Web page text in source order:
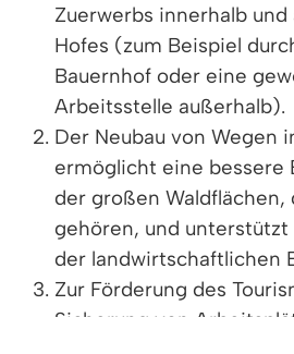
Zuerwerbs innerhalb und
Hofes (zum Beispiel
Bauernhof oder eine
Arbeitsstelle außerhalb).
Der Neubau von Wegen
ermöglicht eine bessere
der großen Waldflächen,
gehören, und
der landwirtschaftlichen
Zur Förderung des
Sicherung von